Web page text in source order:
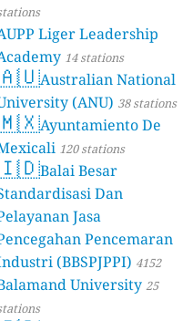
stations
AUPP Liger Leadership
Academy 14 stations
🇦🇺Australian National
University (ANU) 38 stations
🇲🇽Ayuntamiento De
Mexicali 120 stations
🇮🇩Balai Besar
Standardisasi Dan
Pelayanan Jasa
Pencegahan Pencemaran
Industri (BBSPJPPI) 4152
stations
Balamand University25
stations